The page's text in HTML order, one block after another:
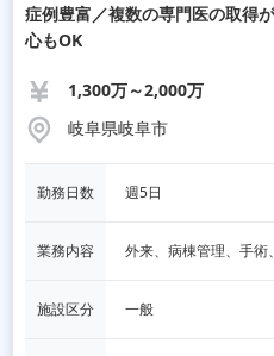
症例豊富／複数の専門医の取得
心もOK
1,300万～2,000万
岐阜県岐阜市
勤務日数 週5日
業務内容 外来、病棟管理、手術
施設区分 一般